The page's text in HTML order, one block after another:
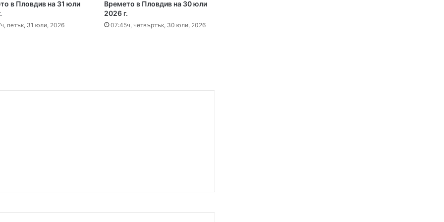
в съда
в Пловдивско за месец
в Пловдив на 31 юли
петък, 31 юли, 2026
Времето в Пловдив на 30 юли
2026 г.
07:45ч, четвъртък, 30 юли, 2026